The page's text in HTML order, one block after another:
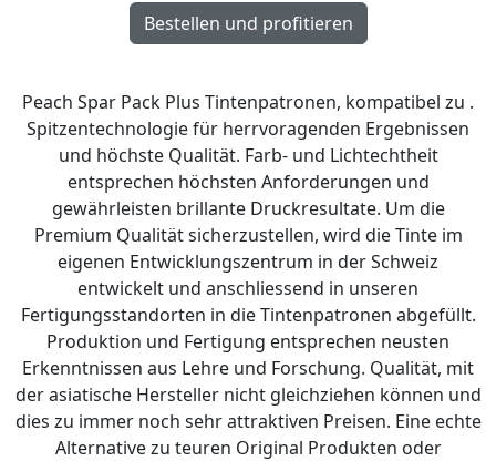
Peach Spar Pack Plus Tintenpatronen, kompatibel zu .
Spitzentechnologie für herrvoragenden Ergebnissen
und höchste Qualität. Farb- und Lichtechtheit
entsprechen höchsten Anforderungen und
gewährleisten brillante Druckresultate. Um die
Premium Qualität sicherzustellen, wird die Tinte im
eigenen Entwicklungszentrum in der Schweiz
entwickelt und anschliessend in unseren
Fertigungsstandorten in die Tintenpatronen abgefüllt.
Produktion und Fertigung entsprechen neusten
Erkenntnissen aus Lehre und Forschung. Qualität, mit
der asiatische Hersteller nicht gleichziehen können und
dies zu immer noch sehr attraktiven Preisen. Eine echte
Alternative zu teuren Original Produkten oder